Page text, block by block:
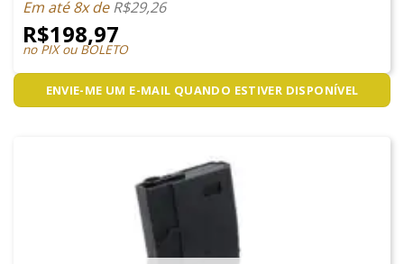
Em até 8x deR$29,26
R$198,97
no PIX ou BOLETO
ENVIE-ME UM E-MAIL QUANDO ESTIVER DISPONÍVEL